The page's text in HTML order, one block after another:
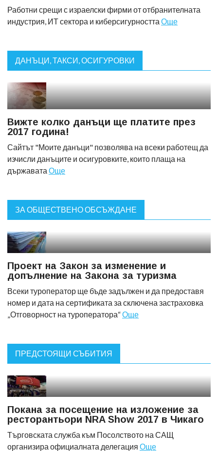
Работни срещи с израелски фирми от отбранителната
индустрия, ИТ сектора и киберсигурността Още
ДАНЪЦИ, ТАКСИ, ОСИГУРОВКИ
Вижте колко данъци ще платите през
2017 година!
Сайтът "Моите данъци" позволява на всеки работещ да
изчисли данъците и осигуровките, които плаща на
държавата Още
ЗА ОБЩЕСТВЕНО ОБСЪЖДАНЕ
Проект на Закон за изменение и
допълнение на Закона за туризма
Всеки туроператор ще бъде задължен и да предоставя
номер и дата на сертификата за сключена застраховка
„Отговорност на туроператора“Още
ПРЕДСТОЯЩИ СЪБИТИЯ
Покана за посещение на изложение за
ресторантьори NRA Show 2017 в Чикаго
Търговската служба към Посолството на САЩ
организира официалната делегация Още